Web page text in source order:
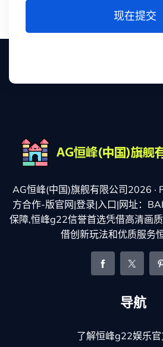
现在提交
AG恒峰(中国)旗舰有限公司2026 ·
方合作-版官网|登录|入口|网址：
保障,恒峰g22信誉首选凭借高清画
借创新玩法和优质服务
导航
了解恒峰g22娱乐